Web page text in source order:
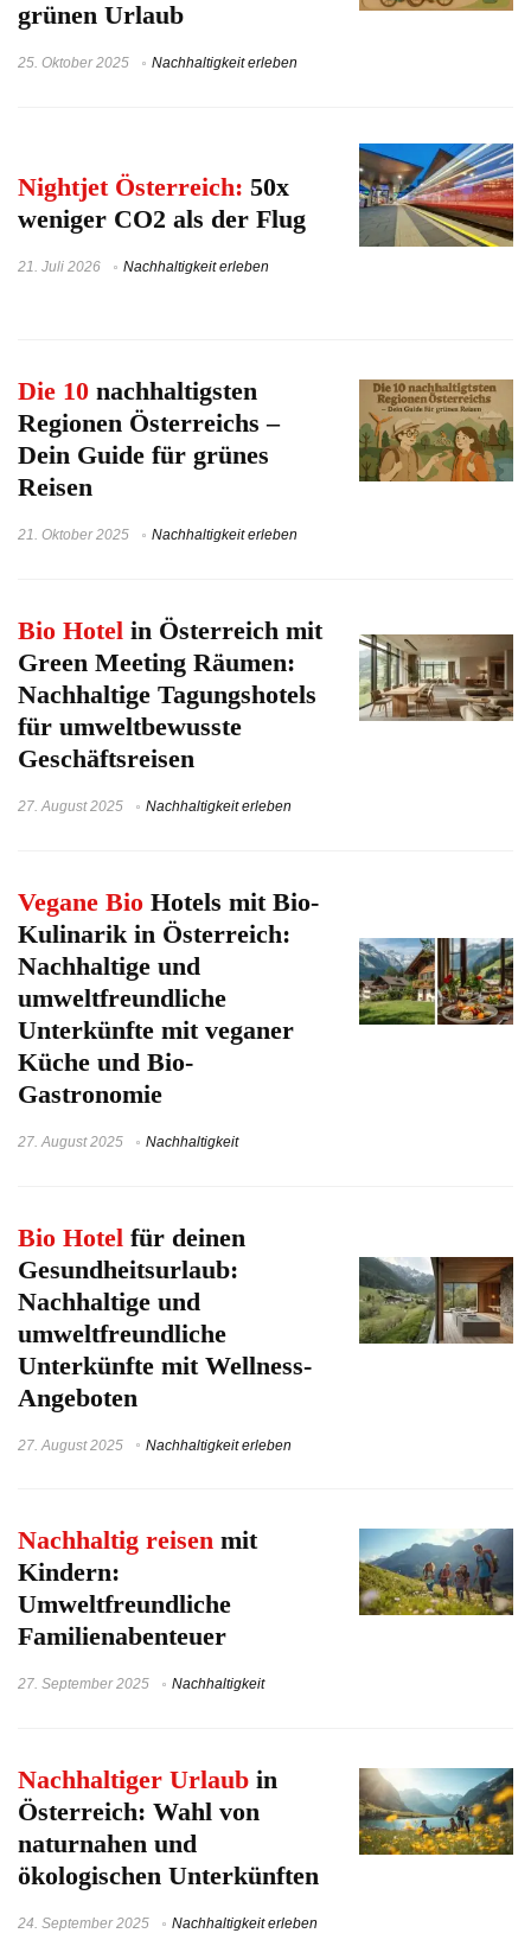
grünen Urlaub
25. Oktober 2025 Nachhaltigkeit erleben
Nightjet Österreich: 50x
weniger CO2 als der Flug
21. Juli 2026 Nachhaltigkeit erleben
Die 10 nachhaltigsten
Regionen Österreichs –
Dein Guide für grünes
Reisen
21. Oktober 2025 Nachhaltigkeit erleben
Bio Hotel in Österreich mit
Green Meeting Räumen:
Nachhaltige Tagungshotels
für umweltbewusste
Geschäftsreisen
27. August 2025 Nachhaltigkeit erleben
Vegane Bio Hotels mit Bio-
Kulinarik in Österreich:
Nachhaltige und
umweltfreundliche
Unterkünfte mit veganer
Küche und Bio-
Gastronomie
27. August 2025 Nachhaltigkeit
Bio Hotel für deinen
Gesundheitsurlaub:
Nachhaltige und
umweltfreundliche
Unterkünfte mit Wellness-
Angeboten
27. August 2025 Nachhaltigkeit erleben
Nachhaltig reisen mit
Kindern:
Umweltfreundliche
Familienabenteuer
27. September 2025 Nachhaltigkeit
Nachhaltiger Urlaub in
Österreich: Wahl von
naturnahen und
ökologischen Unterkünften
24. September 2025 Nachhaltigkeit erleben